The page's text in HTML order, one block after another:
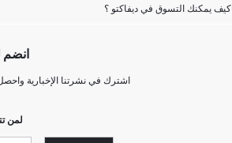
كيف يمكنك التسوق في ديفاكتو ؟
انضم
اشترك في نشرتنا الإخبارية واحصل على خصم 10٪
لمن